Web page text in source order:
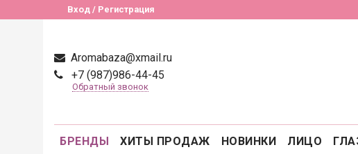
Вход / Регистрация
Aromabaza@xmail.ru
+7 (987)986-44-45
Обратный звонок
БРЕНДЫ ХИТЫ ПРОДАЖ НОВИНКИ ЛИЦО